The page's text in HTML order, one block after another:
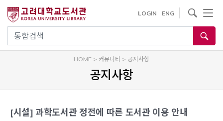
건
기
통합검색
LOGIN ENG
사이트내 검색
HOME > 커뮤니티 > 공지사항
공지사항
[시설] 과학도서관 정전에 따른 도서관 이용 안내